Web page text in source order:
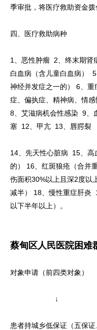
季审批，将医疗救助资金拨
四、医疗救助病种
1、恶性肿瘤 2、终末期肾
白血病（含儿童白血病）
神经并发症之一的） 6、
症、偏执症、精神病、情感
8、艾滋病机会性感染 9
塞 12、甲亢 13、唇腭裂
14、先天性心脏病 15、高
的） 16、红斑狼疮（合并
伤面积30%以上且深2度以
减半） 18、慢性重症肝炎
以下半年以上）。
蔡甸区人民医院困难
对象申请（前四类对象）
↓
患者持城乡低保证（五保